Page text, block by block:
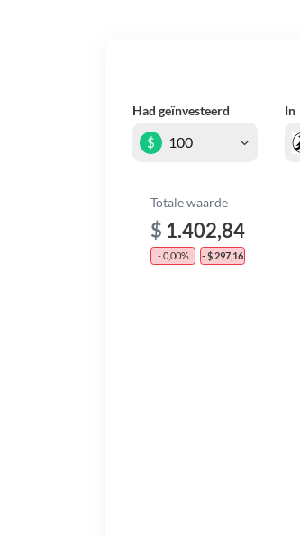
Had geïnvesteerd In
$
Totale waarde
$ 1.402,84
- 0,00% - $ 297,16